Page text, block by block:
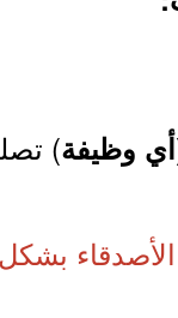
أي وظيفة)